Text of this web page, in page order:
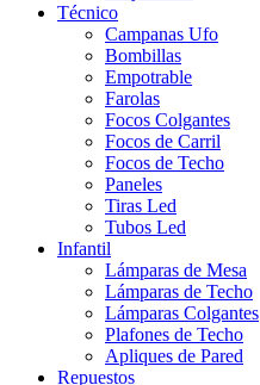
Técnico
Campanas Ufo
Bombillas
Empotrable
Farolas
Focos Colgantes
Focos de Carril
Focos de Techo
Paneles
Tiras Led
Tubos Led
Infantil
Lámparas de Mesa
Lámparas de Techo
Lámparas Colgantes
Plafones de Techo
Apliques de Pared
Repuestos